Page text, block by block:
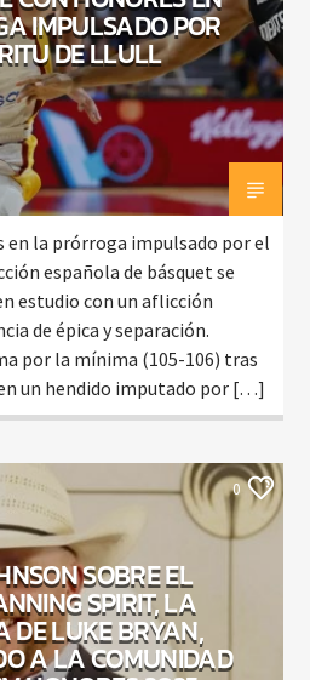
IMPULSADO POR
DE LLULL
en la prórroga impulsado por el
española de básquet se
estudio con un aflicción
de épica y separación.
por la mínima (105-106) tras
un hendido imputado por […]
0
SOBRE EL
SPIRIT, LA
DE LUKE BRYAN,
A LA COMUNIDAD